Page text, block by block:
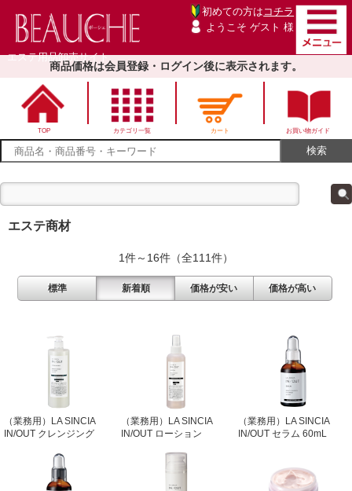
エステ用品卸売サイト
初めての方は コチラ
ようこそ ゲスト 様
商品価格は会員登録・ログイン後に表示されます。
TOP カテゴリ一覧 カート お買い物ガイド
エステ商材
1件～16件（全111件）
標準 新着順 価格が安い 価格が高い
（業務用）LA SINCIA
IN/OUT クレンジング
（業務用）LA SINCIA
IN/OUT ローション
（業務用）LA SINCIA
IN/OUT セラム 60mL